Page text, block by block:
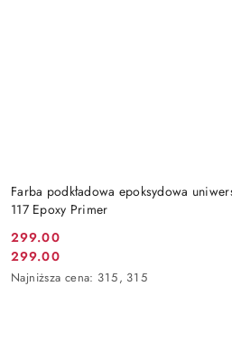
Farba podkładowa epoksydowa
117 Epoxy Primer
Cena
promocyjna:
299.00
Cena
promocyjna:
299.00
Najniższa
Najniższa cena: 315, 315